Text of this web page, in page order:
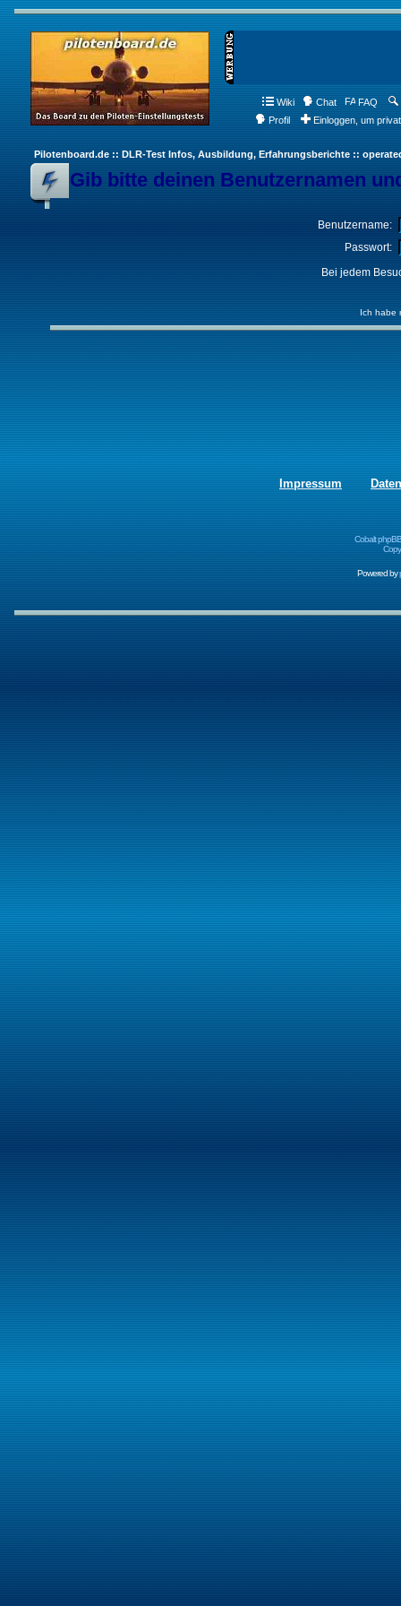
Wiki Chat FAQ
Profil
Einloggen, um
Pilotenboard.de :: DLR-Test Infos, Ausbildung, Erfahrungsberichte ::
Gib bitte deinen Benutzernamen
Benutzername:
Passwort:
Bei jedem
Ich habe
Impressum
Cobalt
Powered by